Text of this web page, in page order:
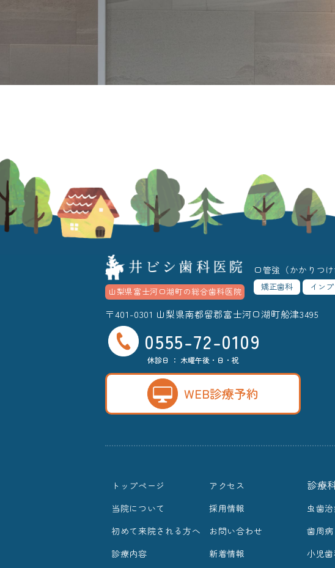
山梨県富士河口湖町の総合歯科医院
口管強（かかりつ
矯正歯科 イン
〒401-0301 山梨県南都留郡富士河口湖町船津3495
0555-72-0109
休診日 ： 木曜午後・日・祝
WEB診療予約
トップページ
当院について
初めて来院される方へ
診療内容
アクセス
採用情報
お問い合わせ
新着情報
診療
虫歯
歯周病
小児